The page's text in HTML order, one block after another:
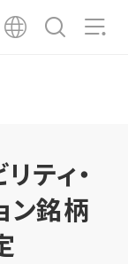
ティ・
ン銘柄